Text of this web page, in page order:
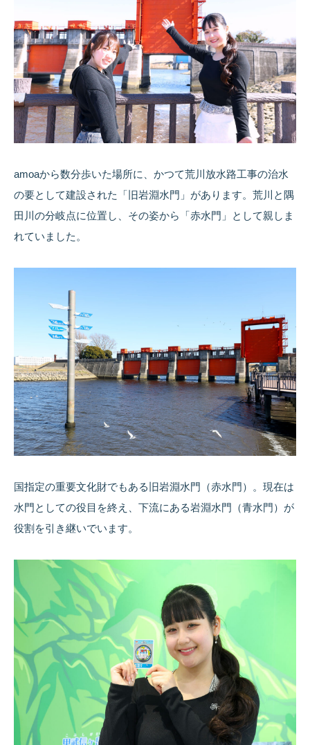
amoaから数分歩いた場所に、かつて荒川放水路工事の治水
の要として建設された「旧岩淵水門」があります。荒川と隅
田川の分岐点に位置し、その姿から「赤水門」として親しま
れていました。
国指定の重要文化財でもある旧岩淵水門（赤水門）。現在は
水門としての役目を終え、下流にある岩淵水門（青水門）が
役割を引き継いでいます。